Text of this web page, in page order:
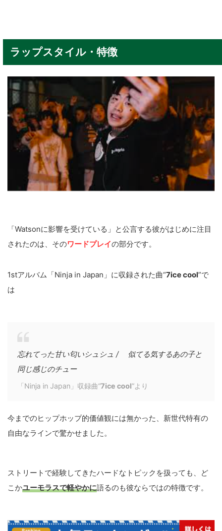
ラップスタイル・特徴
「Watsonに影響を受けている」と公言する彼がはじめに注目
されたのは、そのワードプレイの部分です。
1stアルバム「Ninja in Japan」に収録された曲“7ice cool”で
は
忘れてった甘い匂いシュシュ / 似てる気するあの子と
同じ感じのチュー
「Ninja in Japan」収録曲“7ice cool”より
今までのヒップホップ的価値観には無かった、新世代特有の
自由なラインで驚かせました。
ストリートで経験してきたハードなトピックを扱っても、ど
こかユーモラスで軽やかに語るのも彼ならではの特徴です。